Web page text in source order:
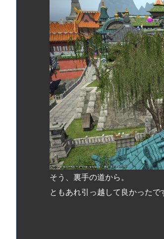
そう、裏手の道から。
ともあれ引っ越して良かった